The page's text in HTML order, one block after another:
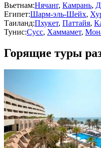
Вьетнам:Нячанг, Камрань,
Египет:Шарм-эль-Шейх,
Таиланд:Пхукет, Паттайя,
Тунис:Сусс, Хаммамет,
Горящие туры